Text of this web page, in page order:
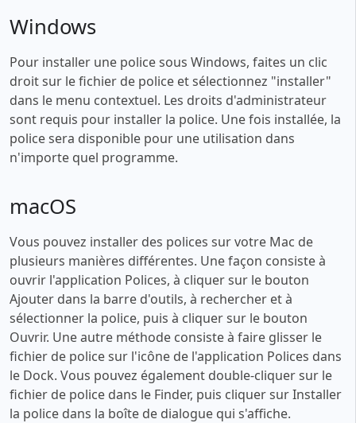
Windows
Pour installer une police sous Windows, faites un clic
droit sur le fichier de police et sélectionnez "installer"
dans le menu contextuel. Les droits d'administrateur
sont requis pour installer la police. Une fois installée, la
police sera disponible pour une utilisation dans
n'importe quel programme.
macOS
Vous pouvez installer des polices sur votre Mac de
plusieurs manières différentes. Une façon consiste à
ouvrir l'application Polices, à cliquer sur le bouton
Ajouter dans la barre d'outils, à rechercher et à
sélectionner la police, puis à cliquer sur le bouton
Ouvrir. Une autre méthode consiste à faire glisser le
fichier de police sur l'icône de l'application Polices dans
le Dock. Vous pouvez également double-cliquer sur le
fichier de police dans le Finder, puis cliquer sur Installer
la police dans la boîte de dialogue qui s'affiche.